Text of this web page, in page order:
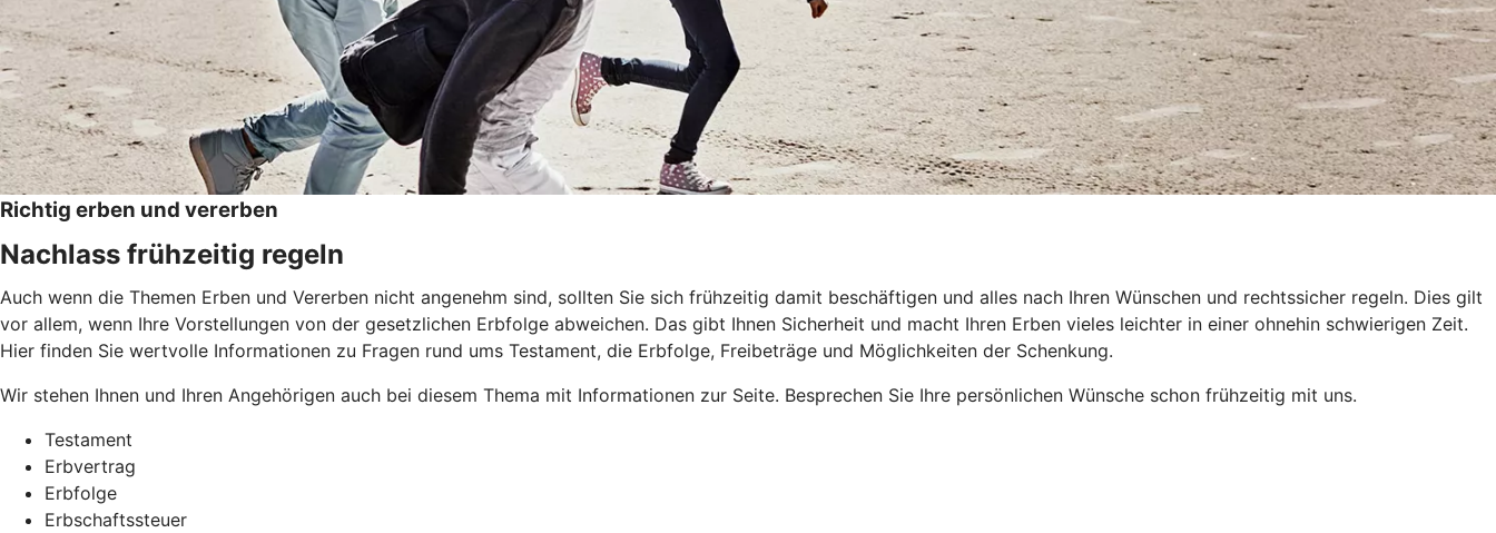
Richtig erben und vererben
Nachlass frühzeitig regeln
Auch wenn die Themen Erben und Vererben nicht angenehm sind, sollten Sie sich frühzeitig damit beschäftigen und alles nach Ihren Wünschen und rechtssicher regeln. Dies gilt
vor allem, wenn Ihre Vorstellungen von der gesetzlichen Erbfolge abweichen. Das gibt Ihnen Sicherheit und macht Ihren Erben vieles leichter in einer ohnehin schwierigen Zeit.
Hier finden Sie wertvolle Informationen zu Fragen rund ums Testament, die Erbfolge, Freibeträge und Möglichkeiten der Schenkung.
Wir stehen Ihnen und Ihren Angehörigen auch bei diesem Thema mit Informationen zur Seite. Besprechen Sie Ihre persönlichen Wünsche schon frühzeitig mit uns.
Testament
Erbvertrag
Erbfolge
Erbschaftssteuer